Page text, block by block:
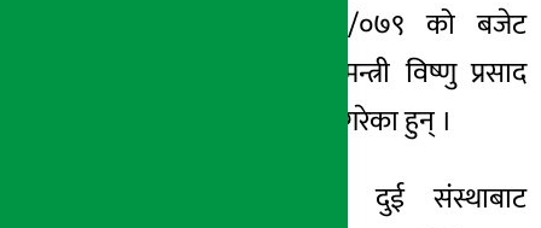
आर्थिक वर्ष २०७८/०७९ को बजेट
सार्वजनिक गर्दै अर्थमन्त्री विष्णु प्रसाद
पौडेलले यस्तो घोषण गरेका हुन् ।
निषेधाज्ञा अवधिभर दुई संस्थाबाट